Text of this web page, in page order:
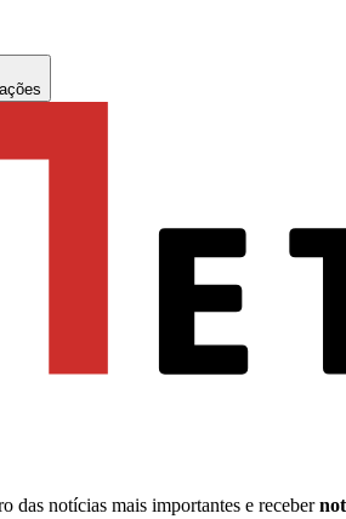
das notícias mais importantes e receber